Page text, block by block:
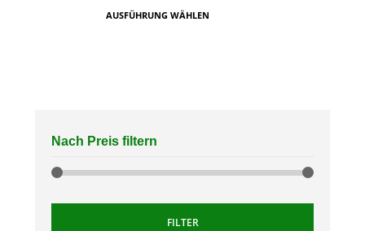
AUSFÜHRUNG WÄHLEN
Nach Preis filtern
FILTER